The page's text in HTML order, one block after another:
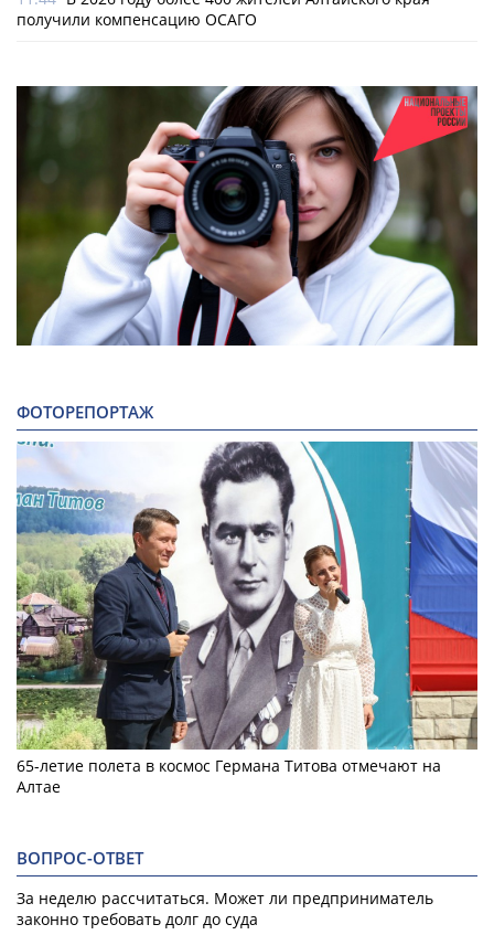
получили компенсацию ОСАГО
ФОТОРЕПОРТАЖ
65-летие полета в космос Германа Титова отмечают на
Алтае
ВОПРОС-ОТВЕТ
За неделю рассчитаться. Может ли предприниматель
законно требовать долг до суда